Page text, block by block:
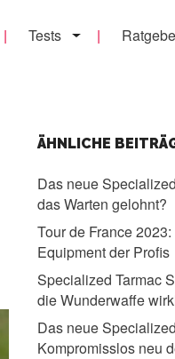
Tests
ÄHNLICHE
Das neue
das Warten gelohnt?
Tour de France 2023:
Equipment der Profis
Specialized Tarmac
die Wunderwaffe
Das neue
Kompromisslos neu